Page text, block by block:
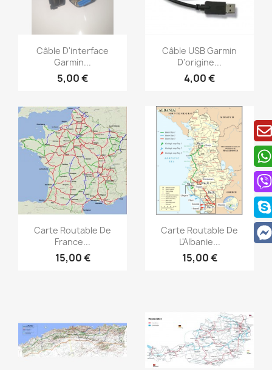
Aperçu rapide
Câble D'interface
Garmin...
5,00 €
Aperçu rapide
Câble USB Garmin
D'origine...
4,00 €
Aperçu rapide
Carte Routable De
France...
15,00 €
Aperçu rapide
Carte Routable De
L'Albanie...
15,00 €